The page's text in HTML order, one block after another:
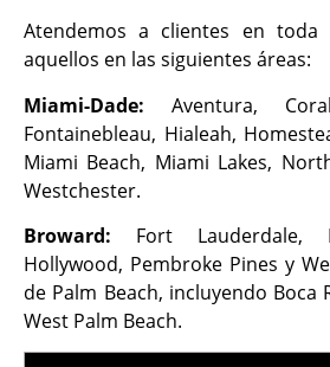
Atendemos a clientes en toda
aquellos en las siguientes áreas:
Miami-Dade: Aventura,
Fontainebleau, Hialeah,
Miami Beach, Miami Lakes,
Westchester.
Broward:
Fort Lauderdale,
Hollywood, Pembroke Pines y
de Palm Beach, incluyendo Boca
West Palm Beach.